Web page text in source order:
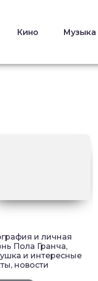
Кино Музыка
и личная
Пола Гранча,
и интересные
новости